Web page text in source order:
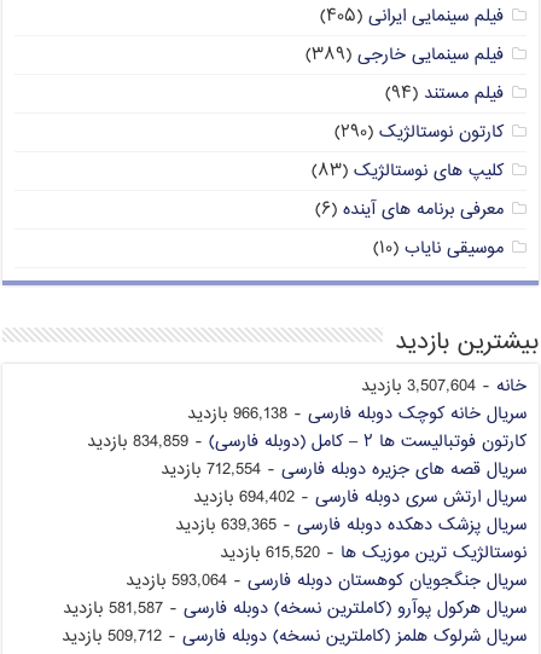
فیلم سینمایی ایرانی (۴۰۵)
فیلم سینمایی خارجی (۳۸۹)
فیلم مستند (۹۴)
کارتون نوستالژیک (۲۹۰)
کلیپ های نوستالژیک (۸۳)
معرفی برنامه های آینده (۶)
موسیقی نایاب (۱۰)
بیشترین بازدید
خانه - 3,507,604 بازدید
سریال خانه کوچک دوبله فارسی - 966,138 بازدید
کارتون فوتبالیست ها ۲ – کامل (دوبله فارسی)
- 834,859 بازدید
سریال قصه های جزیره دوبله فارسی - 712,554 بازدید
سریال ارتش سری دوبله فارسی - 694,402 بازدید
سریال پزشک دهکده دوبله فارسی - 639,365 بازدید
نوستالژیک ترین موزیک ها - 615,520 بازدید
سریال جنگجویان کوهستان دوبله فارسی - 593,064 بازدید
سریال هرکول پوآرو (کاملترین نسخه) دوبله فارسی - 581,587 بازدید
سریال شرلوک هلمز (کاملترین نسخه) دوبله فارسی - 509,712 بازدید